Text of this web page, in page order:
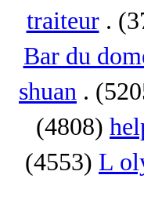
traiteur.
Bar du
shuan .
(4808)
(4553) L